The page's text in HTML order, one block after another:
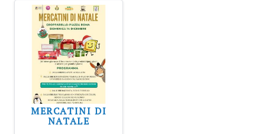
MERCATINI DI
NATALE